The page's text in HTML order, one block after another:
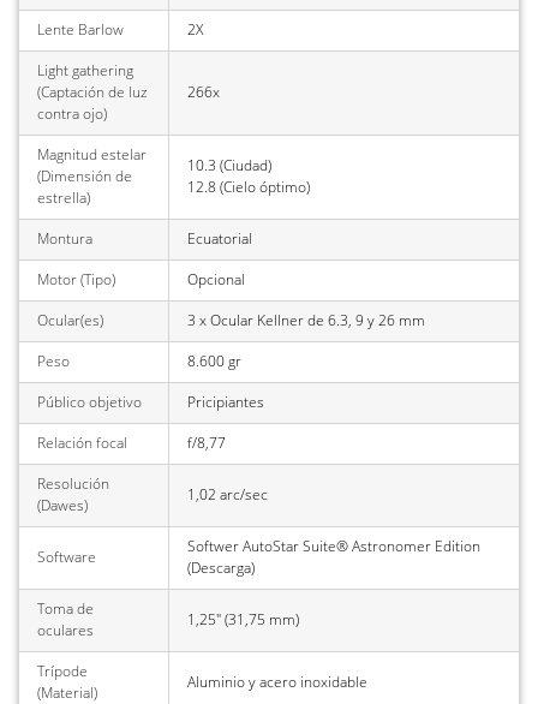
Lente Barlow
2X
Light gathering
(Captación de luz
contra ojo)
266x
Magnitud estelar
(Dimensión de
estrella)
10.3 (Ciudad)
12.8 (Cielo óptimo)
Montura
Ecuatorial
Motor (Tipo)
Opcional
Ocular(es)
3 x Ocular Kellner de 6.3, 9 y 26 mm
Peso
8.600 gr
Público objetivo
Pricipiantes
Relación focal
f/8,77
Resolución
(Dawes)
1,02 arc/sec
Software
Softwer AutoStar Suite® Astronomer Edition
(Descarga)
Toma de
oculares
1,25" (31,75 mm)
Trípode
(Material)
Aluminio y acero inoxidable